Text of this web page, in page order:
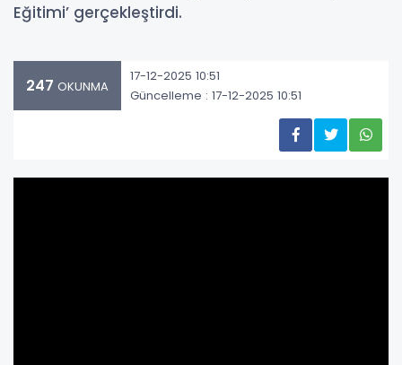
Eğitimi’ gerçekleştirdi.
247 OKUNMA
17-12-2025 10:51
Güncelleme : 17-12-2025 10:51